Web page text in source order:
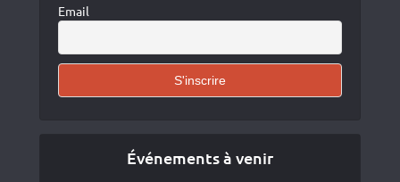
Email
Événements à venir